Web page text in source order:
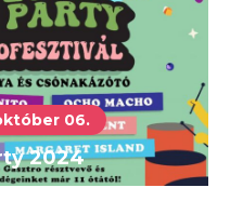
06.
2024